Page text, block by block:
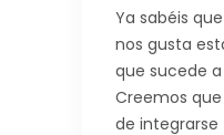
Ya sabéis
nos gusta
que sucede
Creemos
de